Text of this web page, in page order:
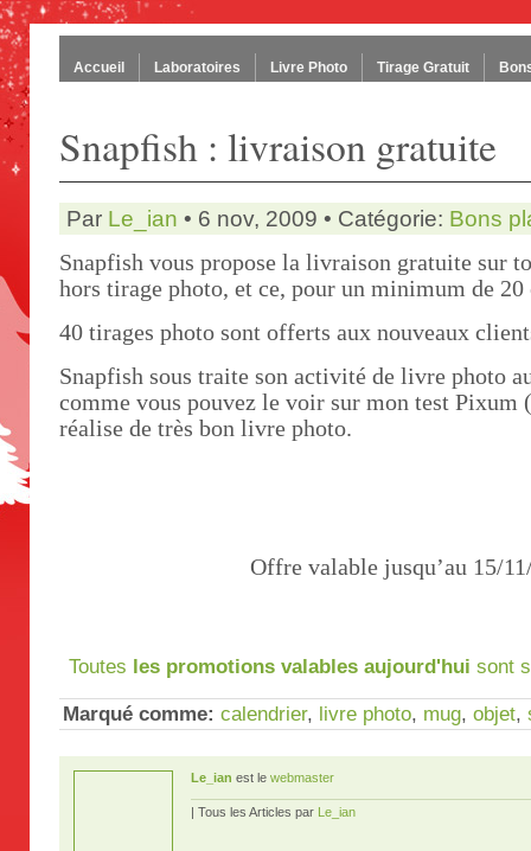
Accueil Laboratoires Livre Photo Tirage Gratuit
Snapfish : livraison gratuite
Par Le_ian • 6 nov, 2009 • Catégorie: Bons
Snapfish vous propose la livraison gratuite sur
hors tirage photo, et ce, pour un minimum de 20
40 tirages photo sont offerts aux nouveaux
Snapfish sous traite son activité de livre photo
comme vous pouvez le voir sur mon test Pixum
réalise de très bon livre photo.
Offre valable jusqu’au 15/
Toutes les promotions valables aujourd'hui sont
Marqué comme: calendrier, livre photo, mug, objet,
Le_ian est le webmaster
| Tous les Articles par Le_ian